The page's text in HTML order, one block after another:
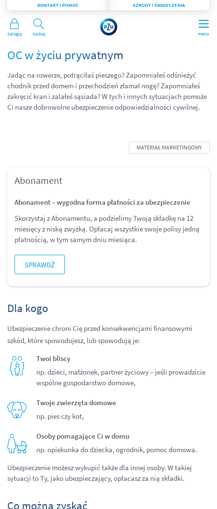
menu
Szukaj
KONTAKT I POMOC SZKODY I ŚWIADCZENIA
Zaloguj
OC w życiu prywatnym
Jadąc na rowerze, potrąciłaś pieszego? Zapomniałeś odśnieżyć
chodnik przed domem i przechodzień złamał nogę? Zapomniałeś
zakręcić kran i zalałeś sąsiada? W tych i innych sytuacjach pomoże
Ci nasze dobrowolne ubezpieczenie odpowiedzialności cywilnej.
Abonament
Abonament – wygodna forma płatności za ubezpieczenie
Skorzystaj z Abonamentu, a podzielimy Twoją składkę na 12
miesięcy z niską zwyżką. Opłacaj wszystkie swoje polisy jedną
płatnością, w tym samym dniu miesiąca.
SPRAWDŹ
Dla kogo
Ubezpieczenie chroni Cię przed konsekwencjami finansowymi
szkód, które spowodujesz, lub spowodują je:
Twoi bliscy
np. dzieci, małżonek, partner życiowy – jeśli prowadzicie
wspólne gospodarstwo domowe,
Twoje zwierzęta domowe
np. pies czy kot,
Osoby pomagające Ci w domu
np. opiekunka do dziecka, ogrodnik, pomoc domowa.
Ubezpieczenie możesz wykupić także dla innej osoby. W takiej
sytuacji to Ty, jako ubezpieczający, opłacasz za nią składki.
Co można zyskać